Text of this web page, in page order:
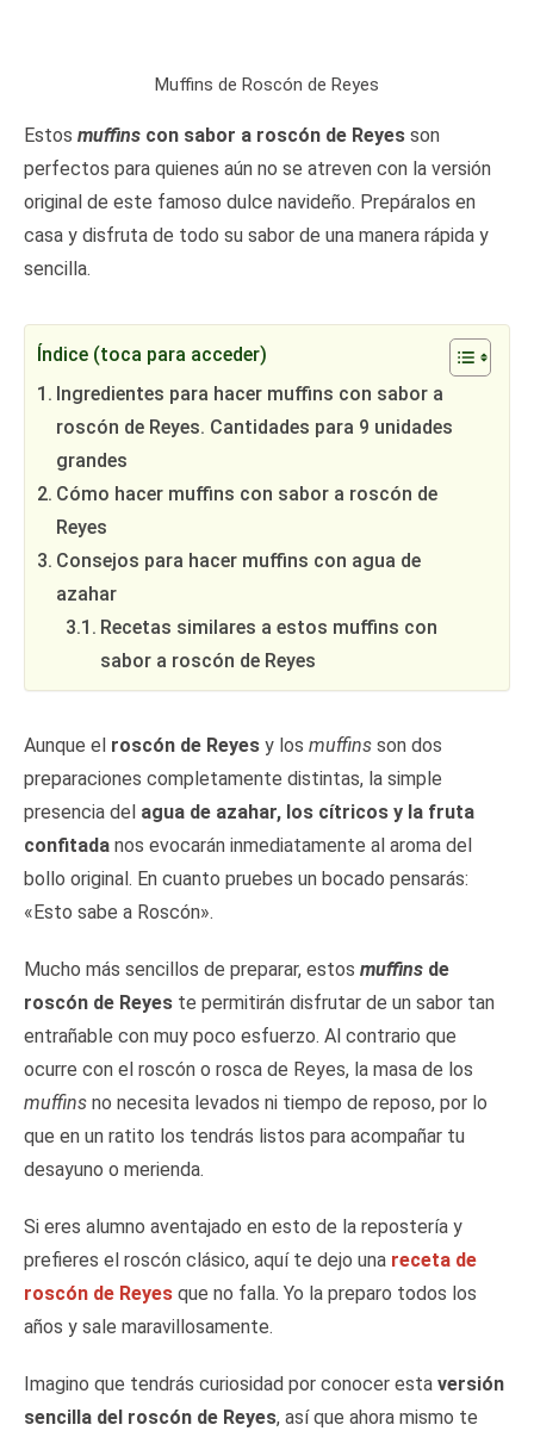
Muffins de Roscón de Reyes
Estos muffins con sabor a roscón de Reyes son
perfectos para quienes aún no se atreven con la versión
original de este famoso dulce navideño. Prepáralos en
casa y disfruta de todo su sabor de una manera rápida y
sencilla.
Índice (toca para acceder)
Ingredientes para hacer muffins con sabor a
roscón de Reyes. Cantidades para 9 unidades
grandes
Cómo hacer muffins con sabor a roscón de
Reyes
Consejos para hacer muffins con agua de
azahar
Recetas similares a estos muffins con
sabor a roscón de Reyes
Aunque el roscón de Reyes y los muffins son dos
preparaciones completamente distintas, la simple
presencia del agua de azahar, los cítricos y la fruta
confitada nos evocarán inmediatamente al aroma del
bollo original. En cuanto pruebes un bocado pensarás:
«Esto sabe a Roscón».
Mucho más sencillos de preparar, estos muffins de
roscón de Reyes te permitirán disfrutar de un sabor tan
entrañable con muy poco esfuerzo. Al contrario que
ocurre con el roscón o rosca de Reyes, la masa de los
muffins no necesita levados ni tiempo de reposo, por lo
que en un ratito los tendrás listos para acompañar tu
desayuno o merienda.
Si eres alumno aventajado en esto de la repostería y
prefieres el roscón clásico, aquí te dejo una receta de
roscón de Reyes que no falla. Yo la preparo todos los
años y sale maravillosamente.
Imagino que tendrás curiosidad por conocer esta versión
sencilla del roscón de Reyes, así que ahora mismo te